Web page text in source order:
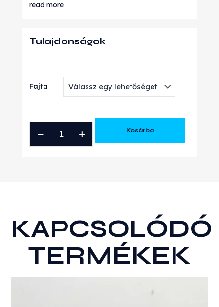
read more
Tulajdonságok
Fajta
Kosárba
KAPCSOLÓDÓ
TERMÉKEK